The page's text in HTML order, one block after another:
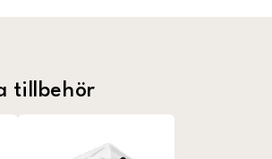
tillbehör